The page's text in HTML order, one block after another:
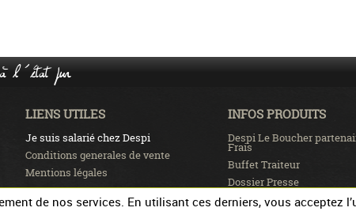
l'état pur
LIENS UTILES
Je suis salarié chez Despi
Conditions generales de vente
Mentions légales
INFOS PRODUITS
Despi Le Boucher
Frais
Buffet Traiteur
Dossier Presse
Recrutement
de nos services. En utilisant ces derniers, vous acceptez